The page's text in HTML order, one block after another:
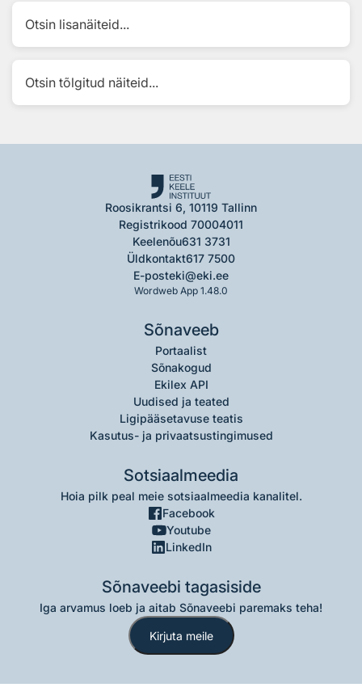
Otsin lisanäiteid...
Otsin tõlgitud näiteid...
Roosikrantsi 6, 10119 Tallinn
Registrikood 70004011
Keelenõu631 3731
Üldkontakt617 7500
E-posteki@eki.ee
Wordweb App 1.48.0
Sõnaveeb
Portaalist
Sõnakogud
Ekilex API
Uudised ja teated
Ligipääsetavuse teatis
Kasutus- ja privaatsustingimused
Sotsiaalmeedia
Hoia pilk peal meie sotsiaalmeedia kanalitel.
Facebook
Youtube
LinkedIn
Sõnaveebi tagasiside
Iga arvamus loeb ja aitab Sõnaveebi paremaks teha!
Kirjuta meile